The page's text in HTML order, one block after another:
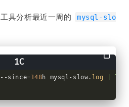
工具分析最近一周的
mysql-slo
- -since=148h mysql - slow. log